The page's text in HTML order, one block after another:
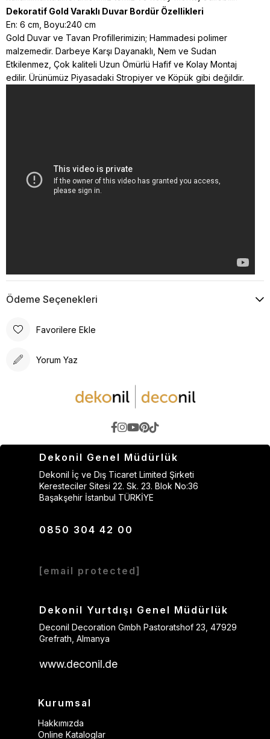
Dekoratif Gold Varaklı Duvar Bordür Özellikleri
En: 6 cm, Boyu:240 cm
Gold Duvar ve Tavan Profillerimizin; Hammadesi polimer
malzemedir. Darbeye Karşı Dayanaklı, Nem ve Sudan
Etkilenmez, Çok kaliteli Uzun Ömürlü Hafif ve Kolay Montaj
edilir. Ürünümüz Piyasadaki Stropiyer ve Köpük gibi değildir.
Ödeme Seçenekleri
Favorilere Ekle
Yorum Yaz
Dekonil Genel Müdürlük
Dekonil İç ve Dış Ticaret Limited Şirketi
Keresteciler Sitesi 22. Sk. 23. Blok No:36
Başakşehir İstanbul TÜRKİYE
0850 304 42 00
[email protected]
Dekonil Yurtdışı Genel Müdürlük
Deconil Decoration Gmbh Pastoratshof 23, 47929
Grefrath, Almanya
www.deconil.de
Kurumsal
Hakkımızda
Online Kataloglar